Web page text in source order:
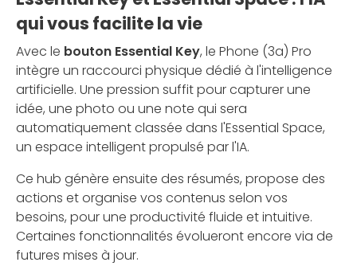
qui vous facilite la vie
Avec le bouton Essential Key, le Phone (3a) Pro
intègre un raccourci physique dédié à l'intelligence
artificielle. Une pression suffit pour capturer une
idée, une photo ou une note qui sera
automatiquement classée dans l'Essential Space,
un espace intelligent propulsé par l'IA.
Ce hub génère ensuite des résumés, propose des
actions et organise vos contenus selon vos
besoins, pour une productivité fluide et intuitive.
Certaines fonctionnalités évolueront encore via de
futures mises à jour.